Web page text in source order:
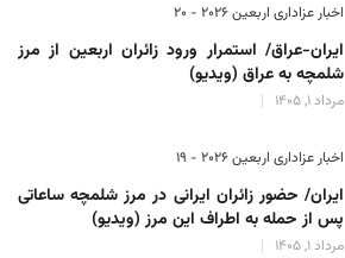
اخبار عزاداری اربعین ۲۰۲۶ - 20
ایران-عراق/ استمرار ورود زائران اربعین از مرز
شلمچه به عراق (ویدیو)
مرداد 1, 1405
اخبار عزاداری اربعین ۲۰۲۶ - 19
ایران/ حضور زائران ایرانی در مرز شلمچه ساعاتی
پس از حمله به اطراف این مرز (ویدیو)
مرداد 1, 1405